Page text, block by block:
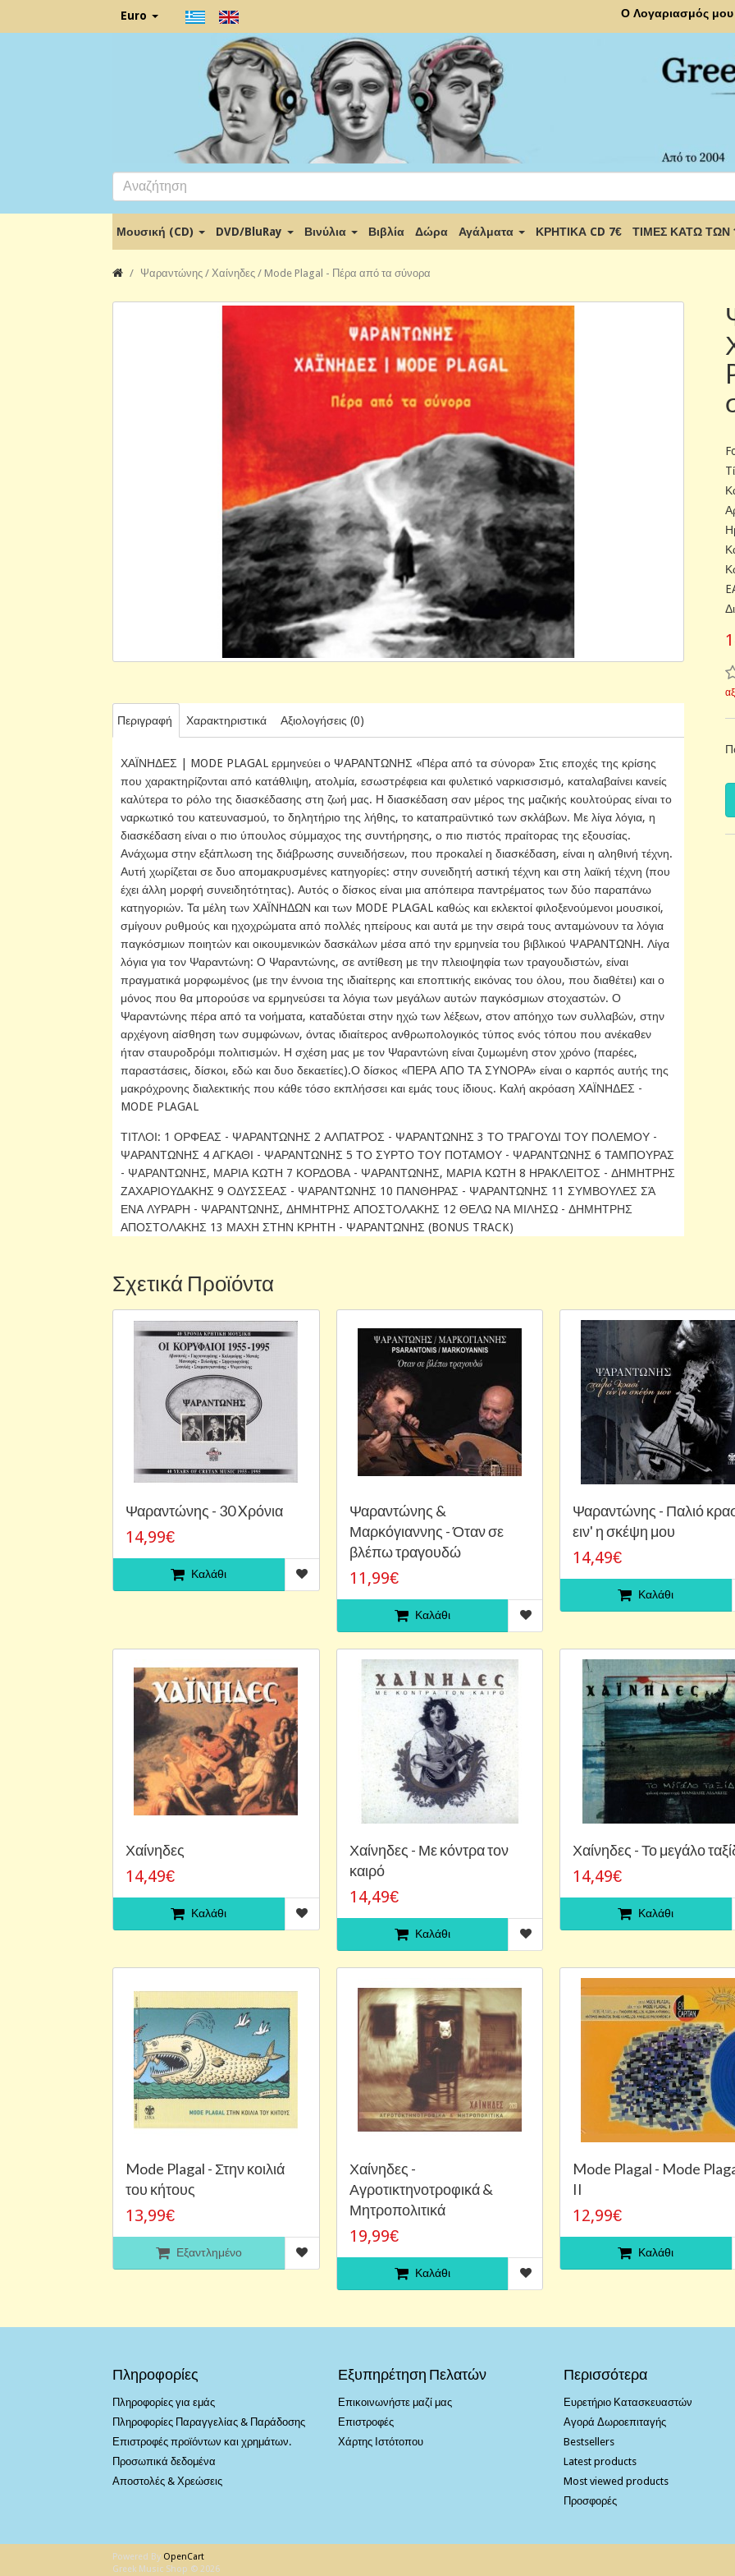
Euro Ο Λογαριασμός μου
Μουσική (CD) DVD/BluRay Βινύλια Βιβλία Δώρα Αγάλματα ΚΡΗΤΙΚΑ CD 7€ ΤΙΜΕΣ ΚΑΤΩ ΤΩΝ
Ψαραντώνης / Χαίνηδες / Mode Plagal - Πέρα από τα σύνορα
Περιγραφή Χαρακτηριστικά Αξιολογήσεις (0)
ΧΑΪΝΗΔΕΣ | MODE PLAGAL ερμηνεύει ο ΨΑΡΑΝΤΩΝΗΣ «Πέρα από τα σύνορα» Στις εποχές της κρίσης
που χαρακτηρίζονται από κατάθλιψη, ατολμία, εσωστρέφεια και φυλετικό ναρκισσισμό, καταλαβαίνει κανείς
καλύτερα το ρόλο της διασκέδασης στη ζωή μας. Η διασκέδαση σαν μέρος της μαζικής κουλτούρας είναι το
ναρκωτικό του κατευνασμού, το δηλητήριο της λήθης, το καταπραϋντικό των σκλάβων. Με λίγα λόγια, η
διασκέδαση είναι ο πιο ύπουλος σύμμαχος της συντήρησης, ο πιο πιστός πραίτορας της εξουσίας.
Ανάχωμα στην εξάπλωση της διάβρωσης συνειδήσεων, που προκαλεί η διασκέδαση, είναι η αληθινή τέχνη.
Αυτή χωρίζεται σε δυο απομακρυσμένες κατηγορίες: στην συνειδητή αστική τέχνη και στη λαϊκή τέχνη (που
έχει άλλη μορφή συνειδητότητας). Αυτός ο δίσκος είναι μια απόπειρα παντρέματος των δύο παραπάνω
κατηγοριών. Τα μέλη των ΧΑΪΝΗΔΩΝ και των MODE PLAGAL καθώς και εκλεκτοί φιλοξενούμενοι μουσικοί,
σμίγουν ρυθμούς και ηχοχρώματα από πολλές ηπείρους και αυτά με την σειρά τους ανταμώνουν τα λόγια
παγκόσμιων ποιητών και οικουμενικών δασκάλων μέσα από την ερμηνεία του βιβλικού ΨΑΡΑΝΤΩΝΗ. Λίγα
λόγια για τον Ψαραντώνη: Ο Ψαραντώνης, σε αντίθεση με την πλειοψηφία των τραγουδιστών, είναι
πραγματικά μορφωμένος (με την έννοια της ιδιαίτερης και εποπτικής εικόνας του όλου, που διαθέτει) και ο
μόνος που θα μπορούσε να ερμηνεύσει τα λόγια των μεγάλων αυτών παγκόσμιων στοχαστών. Ο
Ψαραντώνης πέρα από τα νοήματα, καταδύεται στην ηχώ των λέξεων, στον απόηχο των συλλαβών, στην
αρχέγονη αίσθηση των συμφώνων, όντας ιδιαίτερος ανθρωπολογικός τύπος ενός τόπου που ανέκαθεν
ήταν σταυροδρόμι πολιτισμών. Η σχέση μας με τον Ψαραντώνη είναι ζυμωμένη στον χρόνο (παρέες,
παραστάσεις, δίσκοι, εδώ και δυο δεκαετίες).Ο δίσκος «ΠΕΡΑ ΑΠΟ ΤΑ ΣΥΝΟΡΑ» είναι ο καρπός αυτής της
μακρόχρονης διαλεκτικής που κάθε τόσο εκπλήσσει και εμάς τους ίδιους. Καλή ακρόαση ΧΑΪΝΗΔΕΣ -
MODE PLAGAL
ΤΙΤΛΟΙ: 1 ΟΡΦΕΑΣ - ΨΑΡΑΝΤΩΝΗΣ 2 ΑΛΠΑΤΡΟΣ - ΨΑΡΑΝΤΩΝΗΣ 3 ΤΟ ΤΡΑΓΟΥΔΙ ΤΟΥ ΠΟΛΕΜΟΥ -
ΨΑΡΑΝΤΩΝΗΣ 4 ΑΓΚΑΘΙ - ΨΑΡΑΝΤΩΝΗΣ 5 ΤΟ ΣΥΡΤΟ ΤΟΥ ΠΟΤΑΜΟΥ - ΨΑΡΑΝΤΩΝΗΣ 6 ΤΑΜΠΟΥΡΑΣ
- ΨΑΡΑΝΤΩΝΗΣ, ΜΑΡΙΑ ΚΩΤΗ 7 ΚΟΡΔΟΒΑ - ΨΑΡΑΝΤΩΝΗΣ, ΜΑΡΙΑ ΚΩΤΗ 8 ΗΡΑΚΛΕΙΤΟΣ - ΔΗΜΗΤΡΗΣ
ΖΑΧΑΡΙΟΥΔΑΚΗΣ 9 ΟΔΥΣΣΕΑΣ - ΨΑΡΑΝΤΩΝΗΣ 10 ΠΑΝΘΗΡΑΣ - ΨΑΡΑΝΤΩΝΗΣ 11 ΣΥΜΒΟΥΛΕΣ ΣΆ
ΕΝΑ ΛΥΡΑΡΗ - ΨΑΡΑΝΤΩΝΗΣ, ΔΗΜΗΤΡΗΣ ΑΠΟΣΤΟΛΑΚΗΣ 12 ΘΕΛΩ ΝΑ ΜΙΛΗΣΩ - ΔΗΜΗΤΡΗΣ
ΑΠΟΣΤΟΛΑΚΗΣ 13 ΜΑΧΗ ΣΤΗΝ ΚΡΗΤΗ - ΨΑΡΑΝΤΩΝΗΣ (BONUS TRACK)
Σχετικά Προϊόντα
Ψαραντώνης - 30 Xρόνια
14,99€
Καλάθι
Ψαραντώνης &
Μαρκόγιαννης - Όταν σε
βλέπω τραγουδώ
11,99€
Καλάθι
Ψαραντώνης - Παλιό
ειν' η σκέψη μου
14,49€
Καλάθι
Χαίνηδες
14,49€
Καλάθι
Χαίνηδες - Με κόντρα τον
καιρό
14,49€
Καλάθι
Χαίνηδες - Το μεγάλο
14,49€
Καλάθι
Mode Plagal - Στην κοιλιά
του κήτους
13,99€
Εξαντλημένο
Χαίνηδες -
Αγροτικτηνοτροφικά &
Μητροπολιτικά
19,99€
Καλάθι
Mode Plagal - Mode
II
12,99€
Καλάθι
Πληροφορίες
Πληροφορίες για εμάς
Πληροφορίες Παραγγελίας & Παράδοσης
Επιστροφές προϊόντων και χρημάτων.
Προσωπικά δεδομένα
Αποστολές & Χρεώσεις
Εξυπηρέτηση Πελατών
Επικοινωνήστε μαζί μας
Επιστροφές
Χάρτης Ιστότοπου
Περισσότερα
Ευρετήριο Κατασκευαστών
Αγορά Δωροεπιταγής
Bestsellers
Latest products
Most viewed products
Προσφορές
Powered By OpenCart
Greek Music Shop © 2026